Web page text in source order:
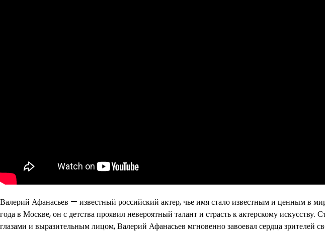
Валерий Афанасьев — известный российский актер, чье имя стало известным и ценным в
года в Москве, он с детства проявил невероятный талант и страсть к актерскому
глазами и выразительным лицом, Валерий Афанасьев мгновенно завоевал сердца